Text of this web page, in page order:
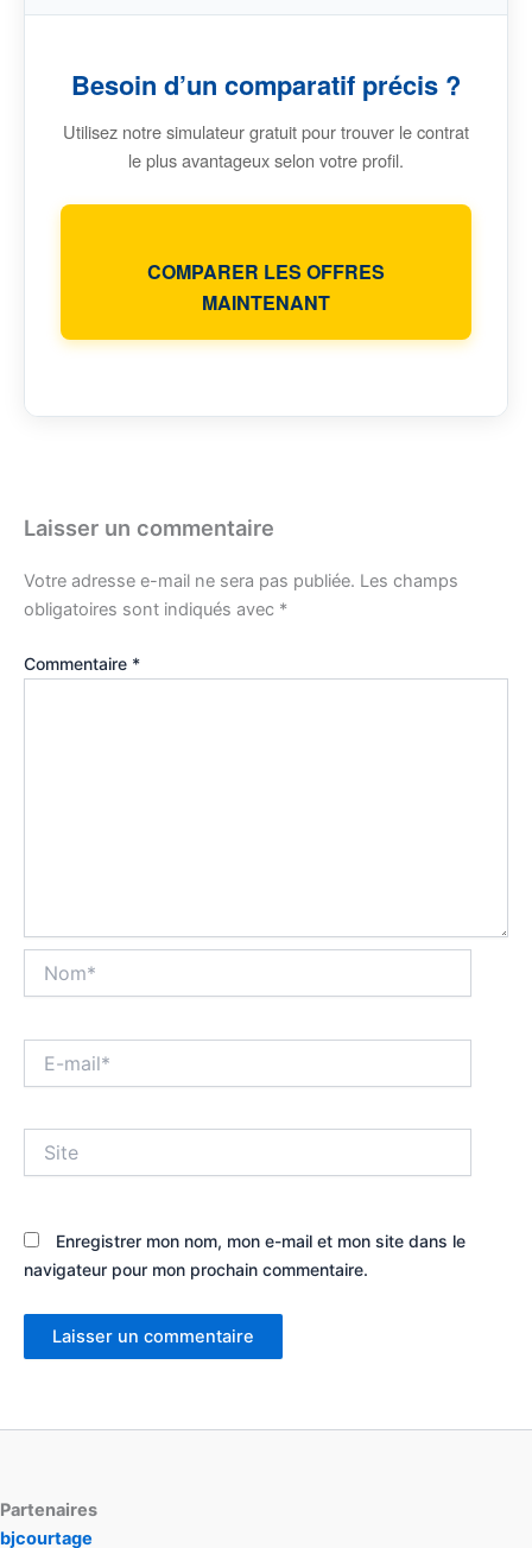
Besoin d’un comparatif précis ?
Utilisez notre simulateur gratuit pour trouver le contrat
le plus avantageux selon votre profil.
COMPARER LES OFFRES
MAINTENANT
Laisser un commentaire
Votre adresse e-mail ne sera pas publiée. Les champs
obligatoires sont indiqués avec *
Commentaire *
mail*
Enregistrer mon nom, mon e-mail et mon site dans le
navigateur pour mon prochain commentaire.
Partenaires
bjcourtage